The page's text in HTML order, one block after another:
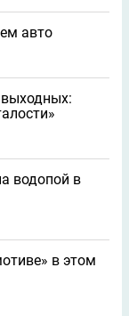
авто
водопой в
в этом